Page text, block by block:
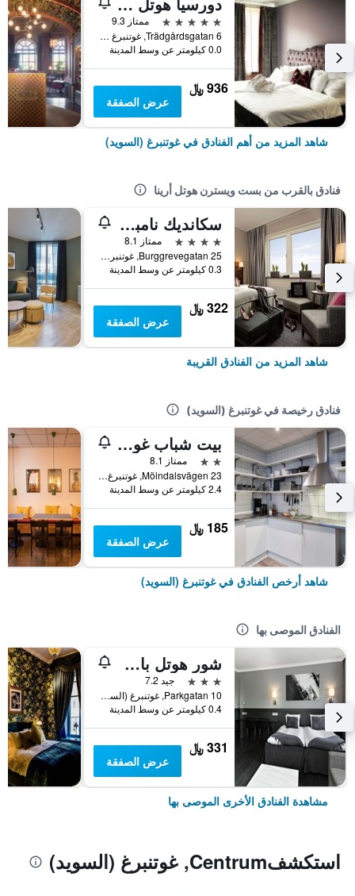
5 نجوم
ممتاز 9.3
Trädgårdsgatan 6, غوتنبرغ (السويد), مقاطعة فاسترا غوتالاند, السويد
0.0 كيلومتر عن وسط المدينة
936 ﷼
عرض الصفقة
شاهد المزيد من أهم الفنادق في غوتنبرغ (السويد)
فنادق بالقرب من بست ويسترن هوتل أرينا
سكانديك نامبر 25
4 نجوم
ممتاز 8.1
Burggrevegatan 25, غوتنبرغ (السويد), مقاطعة فاسترا غوتالاند, السويد
0.3 كيلومتر عن وسط المدينة
322 ﷼
عرض الصفقة
شاهد المزيد من الفنادق القريبة
فنادق رخيصة في غوتنبرغ (السويد)
بيت شباب غوتبورغ
2 نجمتين
ممتاز 8.1
Mölndalsvägen 23, غوتنبرغ (السويد), مقاطعة فاسترا غوتالاند, السويد
2.4 كيلومتر عن وسط المدينة
185 ﷼
عرض الصفقة
شاهد أرخص الفنادق في غوتنبرغ (السويد)
الفنادق الموصى بها
شور هوتل باي بست ويسترن ألن
3 نجوم
جيد 7.2
Parkgatan 10, غوتنبرغ (السويد), مقاطعة فاسترا غوتالاند, السويد
0.4 كيلومتر عن وسط المدينة
331 ﷼
عرض الصفقة
مشاهدة الفنادق الأخرى الموصى بها
استكشفCentrum, غوتنبرغ (السويد)